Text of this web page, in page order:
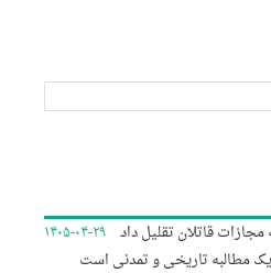
قاتلان تقلیل داد ۱۴۰۵-۰۴-۲۹
مطالبه تاریخی و تمدنی است